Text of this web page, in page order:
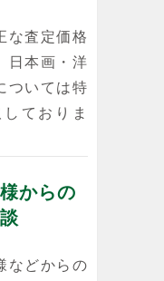
な査定価格
日本画・洋
ついては特
ておりま
からの
などからの